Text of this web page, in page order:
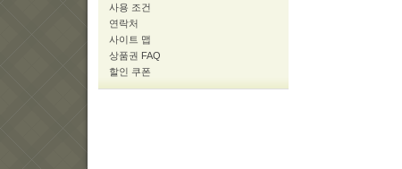
사용 조건
연락처
사이트 맵
상품권 FAQ
할인 쿠폰